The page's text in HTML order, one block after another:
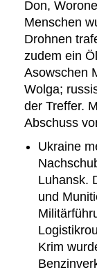
Don,
Menschen
Drohnen
zudem ein
Asowschen
Wolga;
der Treffer.
Abschuss
Ukraine
Luhansk.
und
Krim